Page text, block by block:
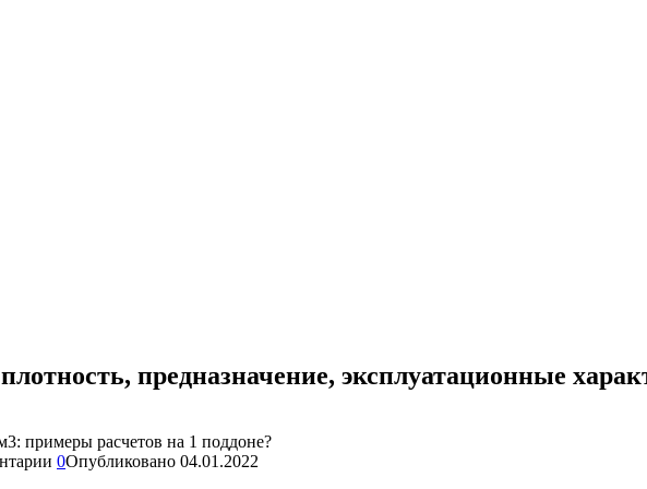
предназначение, эксплуатационные
0Опубликовано 04.01.2022